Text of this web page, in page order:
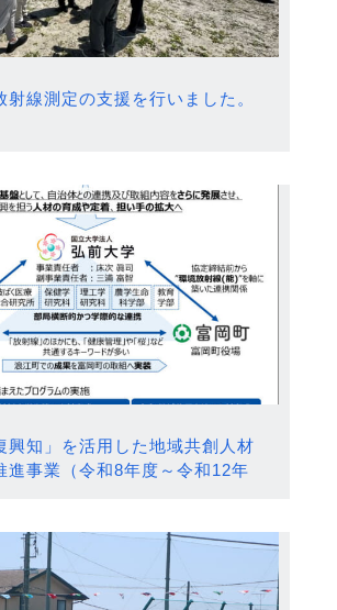
射線測定の支援を行いました。
興知」を活用した地域共創人材
進事業（令和8年度～令和12年